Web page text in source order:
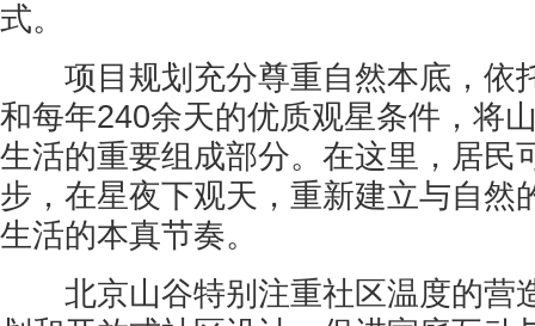
式。
项目规划充分尊重自然本底，依
和每年240余天的优质观星条件，将
生活的重要组成部分。在这里，居民
步，在星夜下观天，重新建立与自然
生活的本真节奏。
北京山谷特别注重社区温度的营